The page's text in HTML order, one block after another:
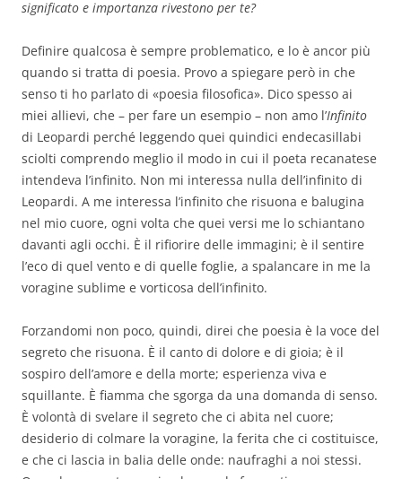
significato e importanza rivestono per te?
Definire qualcosa è sempre problematico, e lo è ancor più
quando si tratta di poesia. Provo a spiegare però in che
senso ti ho parlato di «poesia filosofica». Dico spesso ai
miei allievi, che – per fare un esempio – non amo l’Infinito
di Leopardi perché leggendo quei quindici endecasillabi
sciolti comprendo meglio il modo in cui il poeta recanatese
intendeva l’infinito. Non mi interessa nulla dell’infinito di
Leopardi. A me interessa l’infinito che risuona e balugina
nel mio cuore, ogni volta che quei versi me lo schiantano
davanti agli occhi. È il rifiorire delle immagini; è il sentire
l’eco di quel vento e di quelle foglie, a spalancare in me la
voragine sublime e vorticosa dell’infinito.
Forzandomi non poco, quindi, direi che poesia è la voce del
segreto che risuona. È il canto di dolore e di gioia; è il
sospiro dell’amore e della morte; esperienza viva e
squillante. È fiamma che sgorga da una domanda di senso.
È volontà di svelare il segreto che ci abita nel cuore;
desiderio di colmare la voragine, la ferita che ci costituisce,
e che ci lascia in balia delle onde: naufraghi a noi stessi.